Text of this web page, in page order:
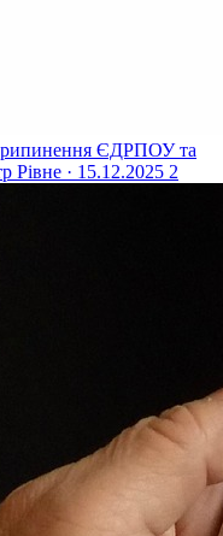
ЄДРПОУ та
Рівне · 15.12.2025 2